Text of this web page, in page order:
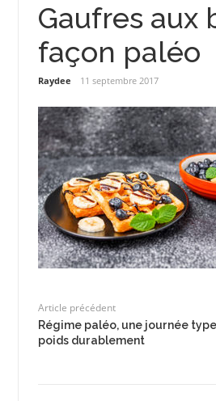
Gaufres aux
façon paléo
Raydee 11 septembre 2017
Article précédent
Régime paléo, une journée
poids durablement